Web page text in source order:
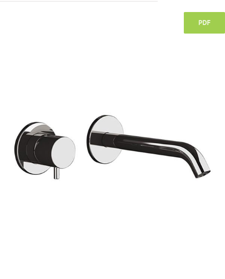
PDF